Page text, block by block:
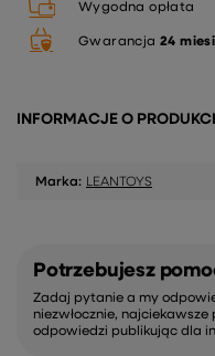
Wygodna opłata
Gwarancja 24
INFORMACJE O
Marka: LEANTOYS
Potrzebujesz
Zadaj pytanie a my
niezwłocznie, najciekawsze
odpowiedzi publikując dla